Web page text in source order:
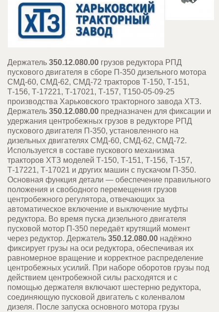
Держатель 350.12.080.00 грузов редуктора РПД
пускового двигателя в сборе П-350 дизельного мотора
СМД-60, СМД-62, СМД-72 тракторов Т-150, Т-151,
Т-156, Т-17221, Т-17021, Т-157, Т150-05-09-25
производства Харьковского тракторного завода ХТЗ.
Держатель 350.12.080.00 предназначен для фиксации и
удержания центробежных грузов в редукторе РПД
пускового двигателя П-350, установленного на
дизельных двигателях СМД-60, СМД-62, СМД-72.
Используется в составе пускового механизма
тракторов ХТЗ моделей Т-150, Т-151, Т-156, Т-157,
Т-17221, Т-17021 и других машин с пускачом П-350.
Основная функция детали — обеспечение правильного
положения и свободного перемещения грузов
центробежного регулятора, отвечающих за
автоматическое включение и выключение муфты
редуктора. Во время пуска дизельного двигателя
пусковой мотор П-350 передаёт крутящий момент
через редуктор. Держатель 350.12.080.00 надёжно
фиксирует грузы на оси редуктора, обеспечивая их
равномерное вращение и корректное распределение
центробежных усилий. При наборе оборотов грузы под
действием центробежной силы расходятся и с
помощью держателя включают шестерню редуктора,
соединяющую пусковой двигатель с коленвалом
дизеля. После запуска основного мотора грузы